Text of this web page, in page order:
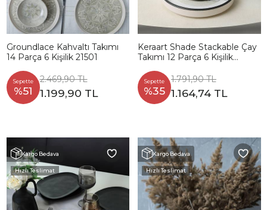
Groundlace Kahvaltı Takımı
14 Parça 6 Kişilik 21501
Sepette
%51
2.469,90 TL
1.199,90 TL
Keraart Shade Stackable Çay
Takımı 12 Parça 6 Kişilik
Sepette
%35
1.791,90 TL
1.164,74 TL
Kargo Bedava
Hızlı Teslimat
Kargo Bedava
Hızlı Teslimat